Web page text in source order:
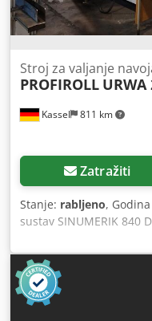
Kassel 811 km
Stroj za valjanje
PROFIROLL URWA
Zatražiti
Stanje: rabljeno,
sustav SINUMERIK 840
promjer obratka: 250
vretena 110 mm Brzina
pogona 110 kW Duljina
2600 mm Težina 12,5 t
isporuke: Centralno